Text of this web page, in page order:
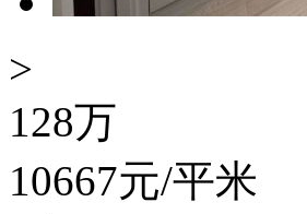
>
128万
10667元/平米